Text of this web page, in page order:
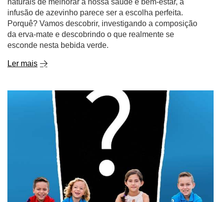
naturais de melhorar a nossa saúde e bem-estar, a
infusão de azevinho parece ser a escolha perfeita.
Porquê? Vamos descobrir, investigando a composição
da erva-mate e descobrindo o que realmente se
esconde nesta bebida verde.
Ler mais